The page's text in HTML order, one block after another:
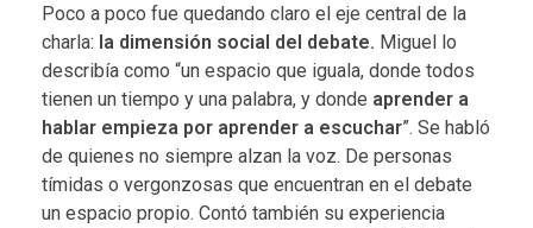
Poco a poco fue quedando claro el eje central de la
charla: la dimensión social del debate. Miguel lo
describía como “un espacio que iguala, donde todos
tienen un tiempo y una palabra, y donde aprender a
hablar empieza por aprender a escuchar”. Se habló
de quienes no siempre alzan la voz. De personas
tímidas o vergonzosas que encuentran en el debate
un espacio propio. Contó también su experiencia